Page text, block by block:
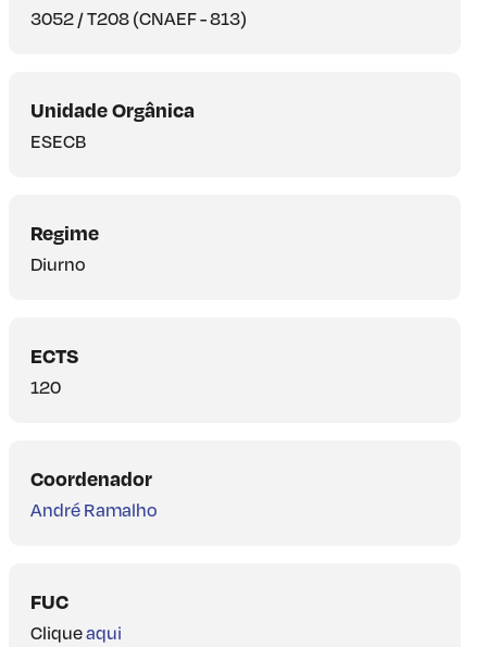
3052 / T208 (CNAEF - 813)
Unidade Orgânica
ESECB
Regime
Diurno
ECTS
120
Coordenador
André Ramalho
FUC
Cliqueaqui